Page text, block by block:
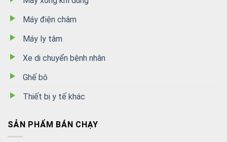
Máy điện châm
Máy ly tâm
Xe di chuyển bệnh nhân
Ghế bô
Thiết bị y tế khác
SẢN PHẨM BÁN CHẠY